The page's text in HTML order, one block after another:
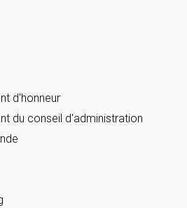
d'honneur
du conseil d'administration